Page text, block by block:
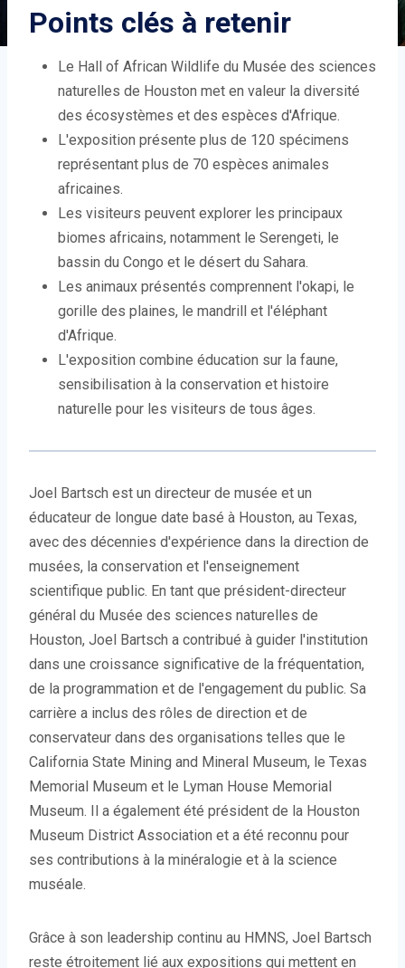
Points clés à retenir
Le Hall of African Wildlife du Musée des sciences
naturelles de Houston met en valeur la diversité
des écosystèmes et des espèces d'Afrique.
L'exposition présente plus de 120 spécimens
représentant plus de 70 espèces animales
africaines.
Les visiteurs peuvent explorer les principaux
biomes africains, notamment le Serengeti, le
bassin du Congo et le désert du Sahara.
Les animaux présentés comprennent l'okapi, le
gorille des plaines, le mandrill et l'éléphant
d'Afrique.
L'exposition combine éducation sur la faune,
sensibilisation à la conservation et histoire
naturelle pour les visiteurs de tous âges.
Joel Bartsch est un directeur de musée et un
éducateur de longue date basé à Houston, au Texas,
avec des décennies d'expérience dans la direction de
musées, la conservation et l'enseignement
scientifique public. En tant que président-directeur
général du Musée des sciences naturelles de
Houston, Joel Bartsch a contribué à guider l'institution
dans une croissance significative de la fréquentation,
de la programmation et de l'engagement du public. Sa
carrière a inclus des rôles de direction et de
conservateur dans des organisations telles que le
California State Mining and Mineral Museum, le Texas
Memorial Museum et le Lyman House Memorial
Museum. Il a également été président de la Houston
Museum District Association et a été reconnu pour
ses contributions à la minéralogie et à la science
muséale.
Grâce à son leadership continu au HMNS, Joel Bartsch
reste étroitement lié aux expositions qui mettent en